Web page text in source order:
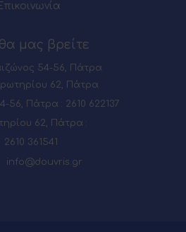
μας βρείτε
54-56, Πάτρα
62, Πάτρα
56, Πάτρα : 2610 622137
62, Πάτρα :
2610 361541
info@douvris.gr